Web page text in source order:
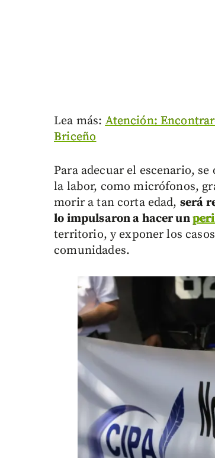
Lea más:Atención:
Briceño
Para adecuar el escenario,
la labor, como micrófonos,
morir a tan corta edad, será
lo impulsaron a hacer un
territorio, y exponer los
comunidades.